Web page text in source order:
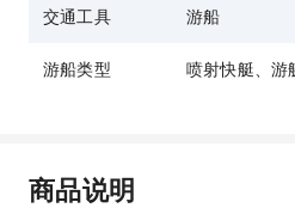
交通工具 游船
游船类型 喷射快艇、游
商品说明